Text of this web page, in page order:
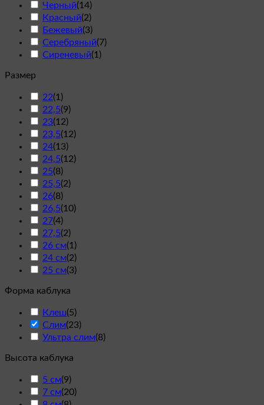
Черный(14)
Красный(2)
Бежевый(3)
Серебряный(7)
Сиреневый(1 )
Размер
22(1 )
22,5(9)
23(12)
23,5(12)
24(13)
24,5(12)
25(8)
25,5(2)
26(8)
26,5(10)
27(4)
27,5(2)
26 см(1 )
24 см(2)
25 см(3)
Форма каблука
Клеш(5)
Слим(23)
Ультра слим(8)
Высота каблука
5 см(9)
7 см(20)